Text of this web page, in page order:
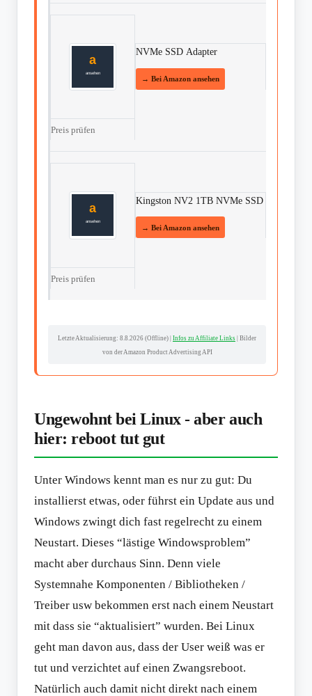
NVMe SSD Adapter
Preis prüfen
Kingston NV2 1TB NVMe SSD
Preis prüfen
Letzte Aktualisierung: 8.8.2026 (Offline) Infos zu Affiliate Links | Bilder
von der Amazon Product Advertising API
Ungewohnt bei Linux - aber auch
hier: reboot tut gut
Unter Windows kennt man es nur zu gut: Du
installierst etwas, oder führst ein Update aus und
Windows zwingt dich fast regelrecht zu einem
Neustart. Dieses “lästige Windowsproblem”
macht aber durchaus Sinn. Denn viele
Systemnahe Komponenten / Bibliotheken /
Treiber usw bekommen erst nach einem Neustart
mit dass sie “aktualisiert” wurden. Bei Linux
geht man davon aus, dass der User weiß was er
tut und verzichtet auf einen Zwangsreboot.
Natürlich auch damit nicht direkt nach einem